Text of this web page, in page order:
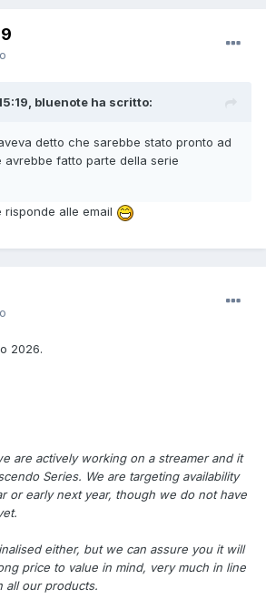
bluenote ha scritto:
detto che sarebbe stato pronto ad
avrebbe fatto parte della serie
alle email
2026.
are actively working on a streamer and it
Series. We are targeting availability
or early next year, though we do not have
either, but we can assure you it will
price to value in mind, very much in line
all our products.